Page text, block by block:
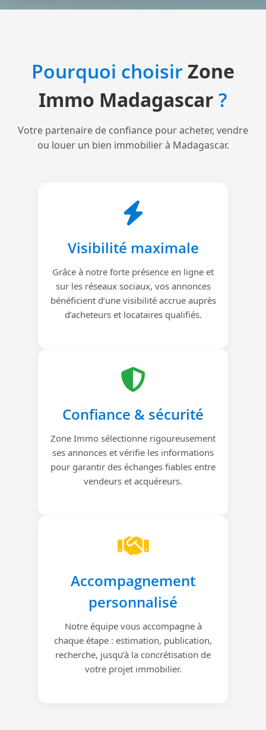
Pourquoi choisirZone
Immo Madagascar ?
Votre partenaire de confiance pour acheter, vendre
ou louer un bien immobilier à Madagascar.
Visibilité maximale
Grâce à notre forte présence en ligne et
sur les réseaux sociaux, vos annonces
bénéficient d’une visibilité accrue auprès
d’acheteurs et locataires qualifiés.
Confiance & sécurité
Zone Immo sélectionne rigoureusement
ses annonces et vérifie les informations
pour garantir des échanges fiables entre
vendeurs et acquéreurs.
Accompagnement
personnalisé
Notre équipe vous accompagne à
chaque étape : estimation, publication,
recherche, jusqu’à la concrétisation de
votre projet immobilier.